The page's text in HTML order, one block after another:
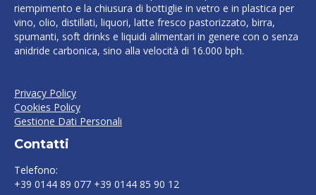
riempimento e la chiusura di bottiglie in vetro e in plastica per
vino, olio, distillati, liquori, latte fresco pastorizzato, birra,
spumanti, soft drinks e liquidi alimentari in genere con o senza
anidride carbonica, sino alla velocità di 16.000 bph.
Privacy Policy
Cookies Policy
Gestione Dati Personali
Contatti
Telefono:
+39 0144 89 077 +39 0144 85 90 12